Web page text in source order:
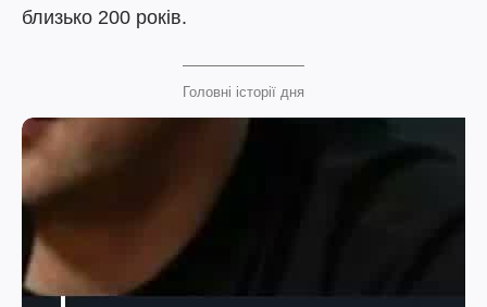
близько 200 років.
Головні історії дня